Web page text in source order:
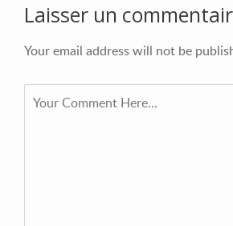
Laisser un
Your email address will not be